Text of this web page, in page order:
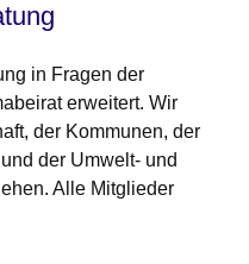
in Fragen der
erweitert. Wir
der Kommunen, der
der Umwelt- und
Alle Mitglieder